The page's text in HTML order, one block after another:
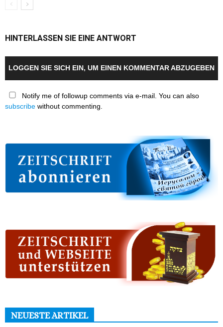
HINTERLASSEN SIE EINE ANTWORT
LOGGEN SIE SICH EIN, UM EINEN KOMMENTAR ABZUGEBEN
Notify me of followup comments via e-mail. You can also
subscribe without commenting.
NEUESTE ARTIKEL